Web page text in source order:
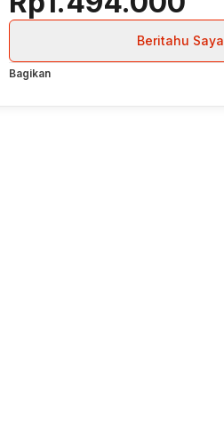
Beritahu Saya
Bagikan